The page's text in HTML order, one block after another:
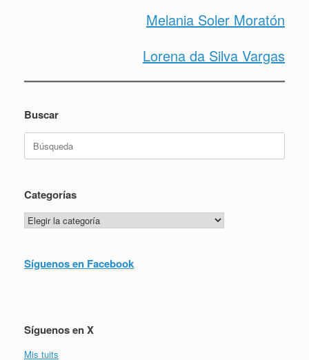
Melania Soler Moratón
Lorena da Silva Vargas
Buscar
Buscar:
Categorías
Categorías
Síguenos en Facebook
Síguenos en X
Mis tuits